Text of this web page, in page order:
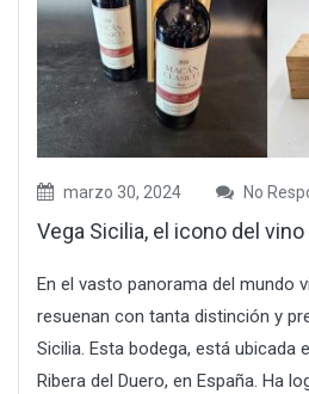
marzo 30, 2024 No
Vega Sicilia, el icono del vino
En el vasto panorama del mundo
resuenan con tanta distinción y
Sicilia. Esta bodega, está ubicada
Ribera del Duero, en España. Ha